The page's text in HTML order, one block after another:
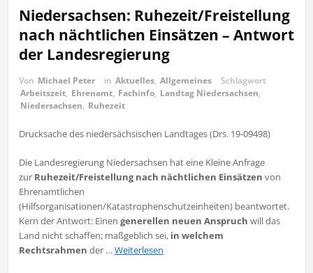
Niedersachsen: Ruhezeit/Freistellung
nach nächtlichen Einsätzen – Antwort
der Landesregierung
Von Michael Peter in Aktuelles, Allgemeines
Schlagwort
Arbeitszeit, Ehrenamt, Fachinfo, Landtag Niedersachsen,
Niedersachsen, Ruhezeit
Drucksache des niedersächsischen Landtages (Drs. 19-09498)
Die Landesregierung Niedersachsen hat eine Kleine Anfrage
zur Ruhezeit/Freistellung nach nächtlichen Einsätzen von
Ehrenamtlichen
(Hilfsorganisationen/Katastrophenschutzeinheiten) beantwortet.
Kern der Antwort: Einen generellen neuen Anspruch will das
Land nicht schaffen; maßgeblich sei, in welchem
Rechtsrahmen der … Weiterlesen